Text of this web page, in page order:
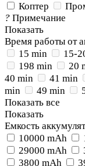
Коптер
? Примечание
Показать
Время работы от
15 min
15-
198 min
20
40 min
41 min
min
49 min
Показать все
Показать
Емкость
10000 mAh
29000 mAh
3800 mAh